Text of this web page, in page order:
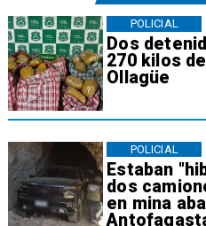
Dos
270 kilos
Ollagüe
POLICIAL
Estaban
dos
en mina
POLICIAL